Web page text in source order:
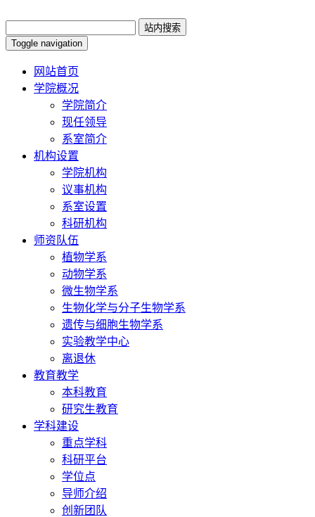
Toggle navigation
网站首页
学院概况
学院简介
现任领导
系室简介
机构设置
学院机构
议事机构
系室设置
科研机构
师资队伍
植物学系
动物学系
微生物学系
生物化学与分子生物学系
遗传与细胞生物学系
实验教学中心
离退休
教育教学
本科教育
研究生教育
学科建设
重点学科
科研平台
学位点
导师介绍
创新团队